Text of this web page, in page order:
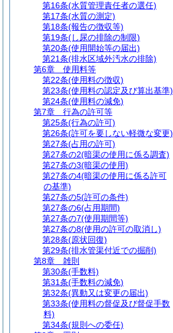
第16条(水質管理責任者の選任)
第17条(水質の測定)
第18条(報告の徴収等)
第19条(し尿の排除の制限)
第20条(使用開始等の届出)
第21条(排水区域外汚水の排除)
第6章
使用料等
第22条(使用料の徴収)
第23条(使用料の認定及び算出基準)
第24条(使用料の減免)
第7章
行為の許可等
第25条(行為の許可)
第26条(許可を要しない軽微な変更)
第27条(占用の許可)
第27条の2(暗渠の使用に係る調査)
第27条の3(暗渠の使用)
第27条の4(暗渠の使用に係る許可
の基準)
第27条の5(許可の条件)
第27条の6(占用期間)
第27条の7(使用期間等)
第27条の8(使用の許可の取消し)
第28条(原状回復)
第29条(排水管渠付近での掘削)
第8章
雑則
第30条(手数料)
第31条(手数料の減免)
第32条(異動又は変更の届出)
第33条(使用料の督促及び督促手数
料)
第34条(規則への委任)